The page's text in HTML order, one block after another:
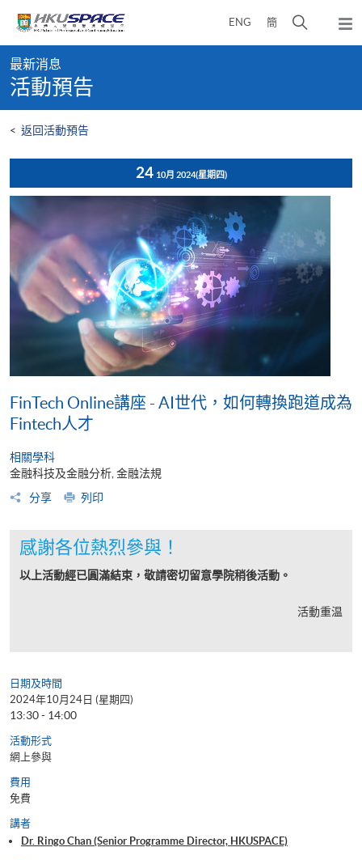
content
ENG 簡
開
彈
出
content
start
最新消息
活動預告
< 返回活動預告
24 10月 2024(星期四)
FinTech Online講座 - AI世代，如何轉換跑道成為
Fintech人才
相關學科
金融科技及金融分析, 金融法規
分享
列印
感謝各位熱烈參與！
以上活動經已圓滿結束，敬請密切留意學院稍後活動。
活動重温
日期及時間
2024年10月24日 (星期四)
13:30 - 14:00
活動形式
網上參與
費用
免費
講者
Dr. Ringo Chan (Senior Programme Director, HKUSPACE)